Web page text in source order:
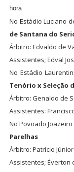
hora
No Estádio Luciano
de Santana do
Árbitro: Edvaldo de
Assistentes; Edval
No Estádio
Tenório x Seleção
Árbitro: Genaldo de
Assistentes:
No Povoado
Parelhas
Árbitro: Patrício Júnior
Assistentes; Éverton